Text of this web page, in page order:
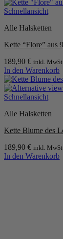
Schnellansicht
Alle Halsketten
Kette “Flore” aus
189,90 € inkl. MwSt.
In den Warenkorb
Schnellansicht
Alle Halsketten
Kette Blume des
189,90 € inkl. MwSt.
In den Warenkorb